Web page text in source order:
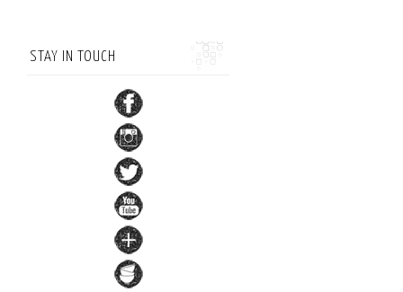
STAY IN TOUCH